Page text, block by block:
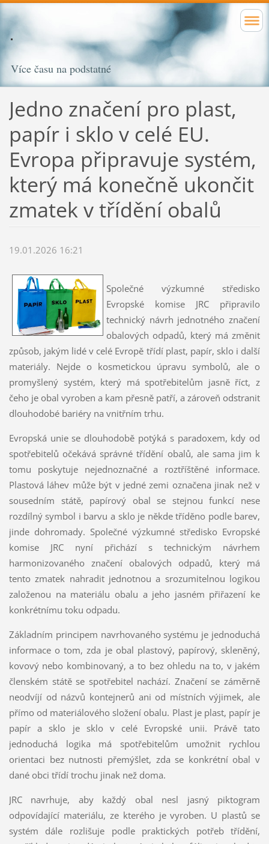
Více času na podstatné
Jedno značení pro plast,
papír i sklo v celé EU.
Evropa připravuje systém,
který má konečně ukončit
zmatek v třídění obalů
19.01.2026 16:21
Společné výzkumné středisko
Evropské komise JRC připravilo
technický návrh jednotného značení
obalových odpadů, který má změnit
způsob, jakým lidé v celé Evropě třídí plast, papír, sklo i další
materiály. Nejde o kosmetickou úpravu symbolů, ale o
promyšlený systém, který má spotřebitelům jasně říct, z
čeho je obal vyroben a kam přesně patří, a zároveň odstranit
dlouhodobé bariéry na vnitřním trhu.
Evropská unie se dlouhodobě potýká s paradoxem, kdy od
spotřebitelů očekává správné třídění obalů, ale sama jim k
tomu poskytuje nejednoznačné a roztříštěné informace.
Plastová láhev může být v jedné zemi označena jinak než v
sousedním státě, papírový obal se stejnou funkcí nese
rozdílný symbol i barvu a sklo je někde tříděno podle barev,
jinde dohromady. Společné výzkumné středisko Evropské
komise JRC nyní přichází s technickým návrhem
harmonizovaného značení obalových odpadů, který má
tento zmatek nahradit jednotnou a srozumitelnou logikou
založenou na materiálu obalu a jeho jasném přiřazení ke
konkrétnímu toku odpadu.
Základním principem navrhovaného systému je jednoduchá
informace o tom, zda je obal plastový, papírový, skleněný,
kovový nebo kombinovaný, a to bez ohledu na to, v jakém
členském státě se spotřebitel nachází. Značení se záměrně
neodvíjí od názvů kontejnerů ani od místních výjimek, ale
přímo od materiálového složení obalu. Plast je plast, papír je
papír a sklo je sklo v celé Evropské unii. Právě tato
jednoduchá logika má spotřebitelům umožnit rychlou
orientaci bez nutnosti přemýšlet, zda se konkrétní obal v
dané obci třídí trochu jinak než doma.
JRC navrhuje, aby každý obal nesl jasný piktogram
odpovídající materiálu, ze kterého je vyroben. U plastů se
systém dále rozlišuje podle praktických potřeb třídění,